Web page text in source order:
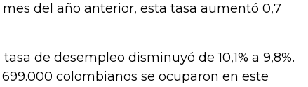
del año anterior, esta tasa aumentó 0,7
de desempleo disminuyó de 10,1% a 9,8%.
colombianos se ocuparon en este